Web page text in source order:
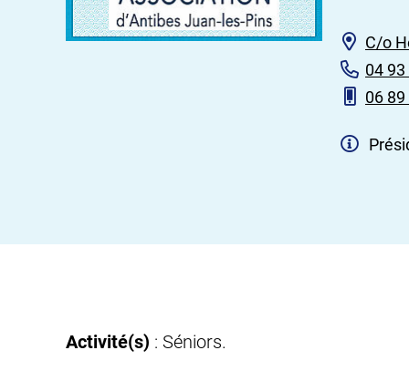
C/o
04
06
Activité(s) : Séniors.